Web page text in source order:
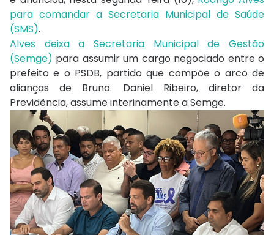
para comandar a Secretaria Municipal de Saúde
(SMS).
Alves deixa a Secretaria Municipal de Gestão
(Semge) para assumir um cargo negociado entre o
prefeito e o PSDB, partido que compõe o arco de
alianças de Bruno. Daniel Ribeiro, diretor da
Previdência, assume interinamente a Semge.